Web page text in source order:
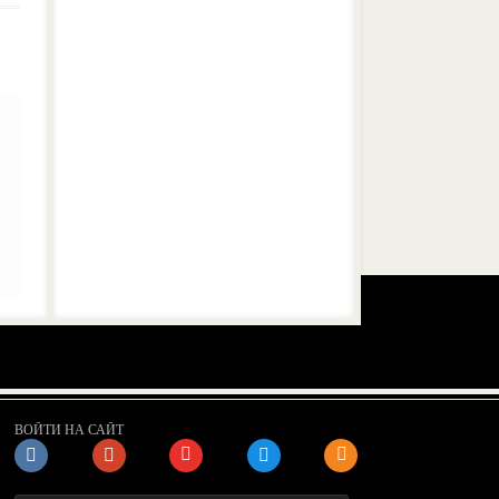
ВОЙТИ НА САЙТ